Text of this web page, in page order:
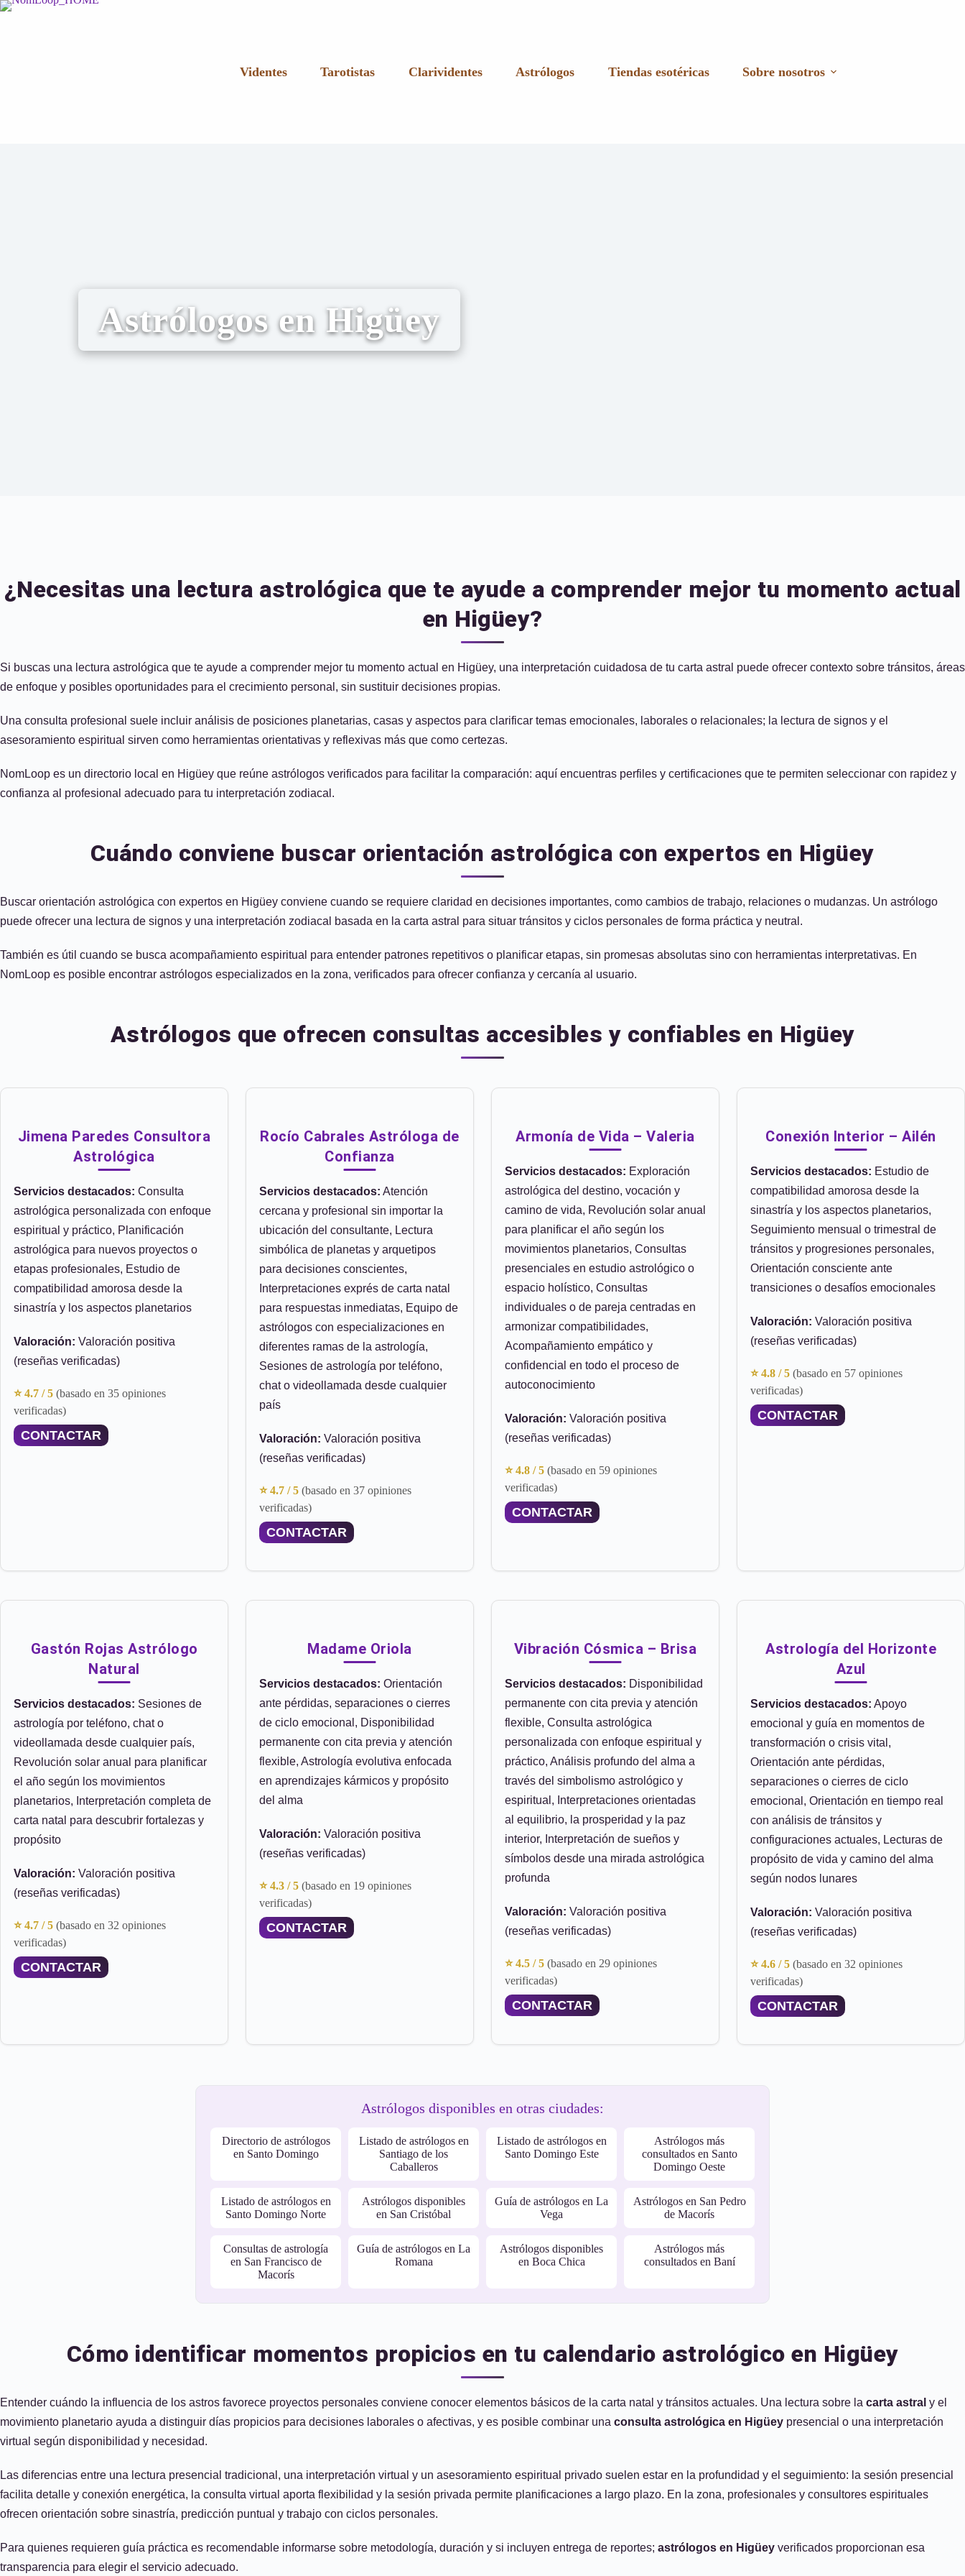
Videntes Tarotistas Clarividentes Astrólogos Tiendas esotéricas Sobre nosotros
Astrólogos en Higüey
¿Necesitas una lectura astrológica que te ayude a comprender mejor tu momento actual
en Higüey?
Si buscas una lectura astrológica que te ayude a comprender mejor tu momento actual en Higüey, una interpretación cuidadosa de tu carta astral puede ofrecer contexto sobre tránsitos, áreas
de enfoque y posibles oportunidades para el crecimiento personal, sin sustituir decisiones propias.
Una consulta profesional suele incluir análisis de posiciones planetarias, casas y aspectos para clarificar temas emocionales, laborales o relacionales; la lectura de signos y el
asesoramiento espiritual sirven como herramientas orientativas y reflexivas más que como certezas.
NomLoop es un directorio local en Higüey que reúne astrólogos verificados para facilitar la comparación: aquí encuentras perfiles y certificaciones que te permiten seleccionar con rapidez y
confianza al profesional adecuado para tu interpretación zodiacal.
Cuándo conviene buscar orientación astrológica con expertos en Higüey
Buscar orientación astrológica con expertos en Higüey conviene cuando se requiere claridad en decisiones importantes, como cambios de trabajo, relaciones o mudanzas. Un astrólogo
puede ofrecer una lectura de signos y una interpretación zodiacal basada en la carta astral para situar tránsitos y ciclos personales de forma práctica y neutral.
También es útil cuando se busca acompañamiento espiritual para entender patrones repetitivos o planificar etapas, sin promesas absolutas sino con herramientas interpretativas. En
NomLoop es posible encontrar astrólogos especializados en la zona, verificados para ofrecer confianza y cercanía al usuario.
Astrólogos que ofrecen consultas accesibles y confiables en Higüey
Jimena Paredes Consultora
Astrológica
Servicios destacados: Consulta
astrológica personalizada con enfoque
espiritual y práctico, Planificación
astrológica para nuevos proyectos o
etapas profesionales, Estudio de
compatibilidad amorosa desde la
sinastría y los aspectos planetarios
Valoración: Valoración positiva
(reseñas verificadas)
⭐ 4.7 / 5 (basado en 35 opiniones
verificadas)
CONTACTAR
Rocío Cabrales Astróloga de
Confianza
Servicios destacados: Atención
cercana y profesional sin importar la
ubicación del consultante, Lectura
simbólica de planetas y arquetipos
para decisiones conscientes,
Interpretaciones exprés de carta natal
para respuestas inmediatas, Equipo de
astrólogos con especializaciones en
diferentes ramas de la astrología,
Sesiones de astrología por teléfono,
chat o videollamada desde cualquier
país
Valoración: Valoración positiva
(reseñas verificadas)
⭐ 4.7 / 5 (basado en 37 opiniones
verificadas)
CONTACTAR
Armonía de Vida – Valeria
Servicios destacados: Exploración
astrológica del destino, vocación y
camino de vida, Revolución solar anual
para planificar el año según los
movimientos planetarios, Consultas
presenciales en estudio astrológico o
espacio holístico, Consultas
individuales o de pareja centradas en
armonizar compatibilidades,
Acompañamiento empático y
confidencial en todo el proceso de
autoconocimiento
Valoración: Valoración positiva
(reseñas verificadas)
⭐ 4.8 / 5 (basado en 59 opiniones
verificadas)
CONTACTAR
Conexión Interior – Ailén
Servicios destacados: Estudio de
compatibilidad amorosa desde la
sinastría y los aspectos planetarios,
Seguimiento mensual o trimestral de
tránsitos y progresiones personales,
Orientación consciente ante
transiciones o desafíos emocionales
Valoración: Valoración positiva
(reseñas verificadas)
⭐ 4.8 / 5 (basado en 57 opiniones
verificadas)
CONTACTAR
Gastón Rojas Astrólogo
Natural
Servicios destacados: Sesiones de
astrología por teléfono, chat o
videollamada desde cualquier país,
Revolución solar anual para planificar
el año según los movimientos
planetarios, Interpretación completa de
carta natal para descubrir fortalezas y
propósito
Valoración: Valoración positiva
(reseñas verificadas)
⭐ 4.7 / 5 (basado en 32 opiniones
verificadas)
CONTACTAR
Madame Oriola
Servicios destacados: Orientación
ante pérdidas, separaciones o cierres
de ciclo emocional, Disponibilidad
permanente con cita previa y atención
flexible, Astrología evolutiva enfocada
en aprendizajes kármicos y propósito
del alma
Valoración: Valoración positiva
(reseñas verificadas)
⭐ 4.3 / 5 (basado en 19 opiniones
verificadas)
CONTACTAR
Vibración Cósmica – Brisa
Servicios destacados: Disponibilidad
permanente con cita previa y atención
flexible, Consulta astrológica
personalizada con enfoque espiritual y
práctico, Análisis profundo del alma a
través del simbolismo astrológico y
espiritual, Interpretaciones orientadas
al equilibrio, la prosperidad y la paz
interior, Interpretación de sueños y
símbolos desde una mirada astrológica
profunda
Valoración: Valoración positiva
(reseñas verificadas)
⭐ 4.5 / 5 (basado en 29 opiniones
verificadas)
CONTACTAR
Astrología del Horizonte
Azul
Servicios destacados: Apoyo
emocional y guía en momentos de
transformación o crisis vital,
Orientación ante pérdidas,
separaciones o cierres de ciclo
emocional, Orientación en tiempo real
con análisis de tránsitos y
configuraciones actuales, Lecturas de
propósito de vida y camino del alma
según nodos lunares
Valoración: Valoración positiva
(reseñas verificadas)
⭐ 4.6 / 5 (basado en 32 opiniones
verificadas)
CONTACTAR
Astrólogos disponibles en otras ciudades:
Directorio de astrólogos
en Santo Domingo
Listado de astrólogos en
Santiago de los
Caballeros
Listado de astrólogos en
Santo Domingo Este
Astrólogos más
consultados en Santo
Domingo Oeste
Listado de astrólogos en
Santo Domingo Norte
Astrólogos disponibles
en San Cristóbal
Guía de astrólogos en La
Vega
Astrólogos en San Pedro
de Macorís
Consultas de astrología
en San Francisco de
Macorís
Guía de astrólogos en La
Romana
Astrólogos disponibles
en Boca Chica
Astrólogos más
consultados en Baní
Cómo identificar momentos propicios en tu calendario astrológico en Higüey
Entender cuándo la influencia de los astros favorece proyectos personales conviene conocer elementos básicos de la carta natal y tránsitos actuales. Una lectura sobre la carta astral y el
movimiento planetario ayuda a distinguir días propicios para decisiones laborales o afectivas, y es posible combinar una consulta astrológica en Higüey presencial o una interpretación
virtual según disponibilidad y necesidad.
Las diferencias entre una lectura presencial tradicional, una interpretación virtual y un asesoramiento espiritual privado suelen estar en la profundidad y el seguimiento: la sesión presencial
facilita detalle y conexión energética, la consulta virtual aporta flexibilidad y la sesión privada permite planificaciones a largo plazo. En la zona, profesionales y consultores espirituales
ofrecen orientación sobre sinastría, predicción puntual y trabajo con ciclos personales.
Para quienes requieren guía práctica es recomendable informarse sobre metodología, duración y si incluyen entrega de reportes; astrólogos en Higüey verificados proporcionan esa
transparencia para elegir el servicio adecuado.